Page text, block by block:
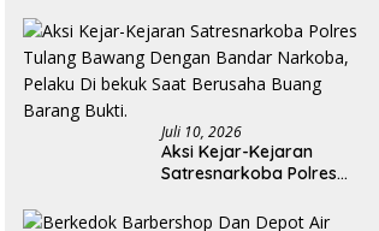
Juli 10, 2026
Aksi Kejar-Kejaran
Satresnarkoba Polres
Bandar Narkoba, Pelaku